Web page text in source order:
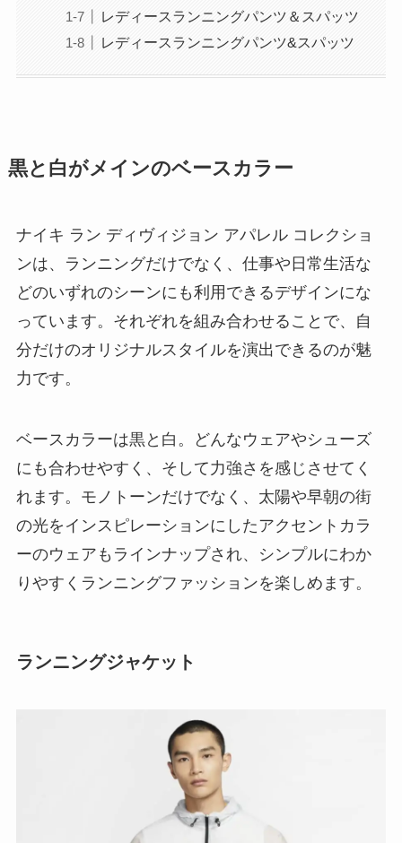
レディースランニングパンツ＆スパッツ
レディースランニングパンツ&スパッツ
黒と白がメインのベースカラー
ナイキ ラン ディヴィジョン アパレル コレクショ
ンは、ランニングだけでなく、仕事や日常生活な
どのいずれのシーンにも利用できるデザインにな
っています。それぞれを組み合わせることで、自
分だけのオリジナルスタイルを演出できるのが魅
力です。
ベースカラーは黒と白。どんなウェアやシューズ
にも合わせやすく、そして力強さを感じさせてく
れます。モノトーンだけでなく、太陽や早朝の街
の光をインスピレーションにしたアクセントカラ
ーのウェアもラインナップされ、シンプルにわか
りやすくランニングファッションを楽しめます。
ランニングジャケット